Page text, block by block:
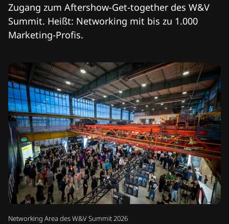
Networking Area des W&V Summit 2026
Zugang zum Aftershow-Get-together des W&V
Summit. Heißt: Networking mit bis zu 1.000
Marketing-Profis.